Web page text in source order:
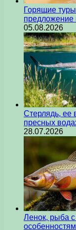
Горящие
предложение
05.08.2026
Стерлядь, ее
пресных
28.07.2026
Ленок, рыба